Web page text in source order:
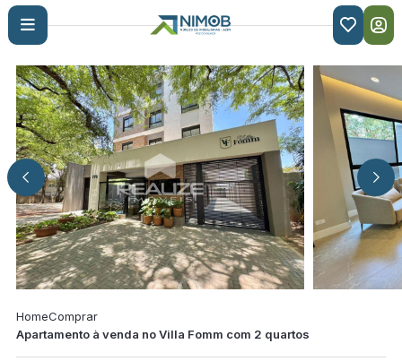

HomeComprar
Apartamento à venda no Villa Fomm com 2 quartos